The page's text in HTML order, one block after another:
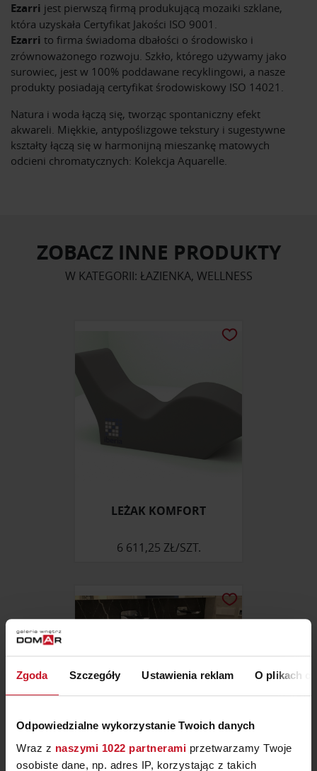
Zgoda Szczegóły Ustawienia reklam O plikach
Odpowiedzialne wykorzystanie Twoich danych
Wraz z naszymi 1022 partnerami przetwarzamy Twoje
osobiste dane, np. adres IP, korzystając z takich
Ezarri jest pierwszą firmą produkującą mozaiki szklane,
która uzyskała Certyfikat Jakości ISO 9001.
Ezarri to firma świadoma dbałości o środowisko i
zrównoważonego rozwoju. Szkło, którego używamy jako
surowiec, jest w 100% poddawane recyklingowi, a nasze
produkty posiadają certyfikat środowiskowy ISO 14021.
Natura i woda łączą się, tworząc spontaniczny efekt
akwareli. Miękkie, antypoślizgowe tekstury i sugestywne
kształty łączą się w harmonijną mieszankę matowych
odcieni chromatycznych: Kolekcja Aquarelle.
ZOBACZ INNE PRODUKTY
W KATEGORII: ŁAZIENKA, WELLNESS
LEŻAK KOMFORT
6 611,25 ZŁ/SZT.